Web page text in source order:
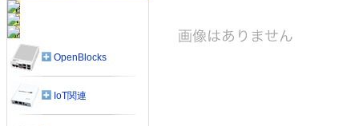
OpenBlocks
IoT関連